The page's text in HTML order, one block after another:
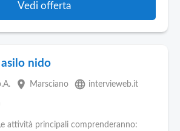
Vedi offerta
nido
place Marsciano language intervieweb.it
attività principali comprenderanno: